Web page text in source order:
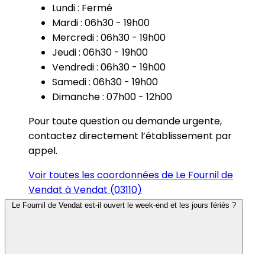
Lundi : Fermé
Mardi : 06h30 - 19h00
Mercredi : 06h30 - 19h00
Jeudi : 06h30 - 19h00
Vendredi : 06h30 - 19h00
Samedi : 06h30 - 19h00
Dimanche : 07h00 - 12h00
Pour toute question ou demande urgente,
contactez directement l’établissement par
appel.
Voir toutes les coordonnées de Le Fournil de
Vendat à Vendat (03110)
Le Fournil de Vendat est-il ouvert le week-end et les jours fériés ?